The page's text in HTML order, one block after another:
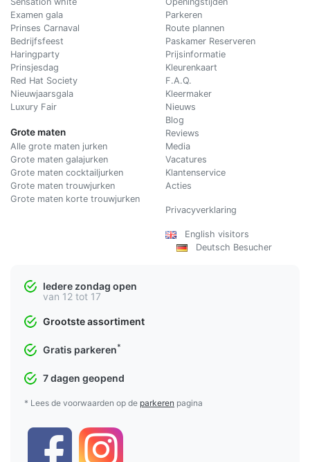
Examen gala
Prinses Carnaval
Bedrijfsfeest
Haringparty
Prinsjesdag
Red Hat Society
Nieuwjaarsgala
Luxury Fair
Grote maten
Alle grote maten jurken
Grote maten galajurken
Grote maten cocktailjurken
Grote maten trouwjurken
Grote maten korte trouwjurken
Parkeren
Route plannen
Paskamer Reserveren
Prijsinformatie
Kleurenkaart
F.A.Q.
Kleermaker
Nieuws
Blog
Reviews
Media
Vacatures
Klantenservice
Acties
Privacyverklaring
English visitors
Deutsch Besucher
Iedere zondag open
van 12 tot 17
Grootste assortiment
Gratis parkeren*
7 dagen geopend
* Lees de voorwaarden op de parkeren pagina